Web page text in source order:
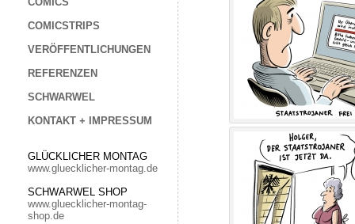
COMICSTRIPS
VERÖFFENTLICHUNGEN
REFERENZEN
SCHWARWEL
KONTAKT + IMPRESSUM
GLÜCKLICHER MONTAG
www.gluecklicher-montag.de
SCHWARWEL SHOP
www.gluecklicher-montag-
shop.de